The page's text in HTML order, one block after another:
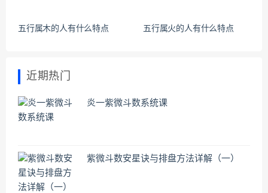
五行属木的人有什么特点 五行属火的人有什么特点
近期热门
炎一紫微斗数系统课
紫微斗数安星诀与排盘方法详解（一）